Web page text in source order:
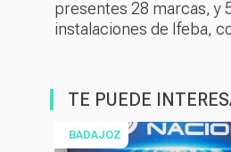
presentes 28 marcas, y
instalaciones de Ifeba,
TE PUEDE
BADAJOZ